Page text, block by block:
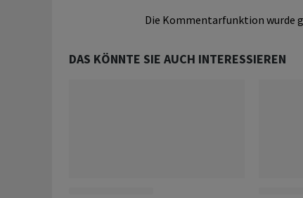
Die Kommentarfunktion wurde
DAS KÖNNTE SIE AUCH INTERESSIEREN